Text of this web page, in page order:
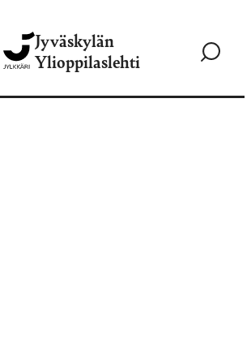
Jyväskylän
Ylioppilaslehti
Siirry